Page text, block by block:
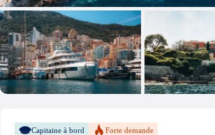
Capitaine à bord Forte demande